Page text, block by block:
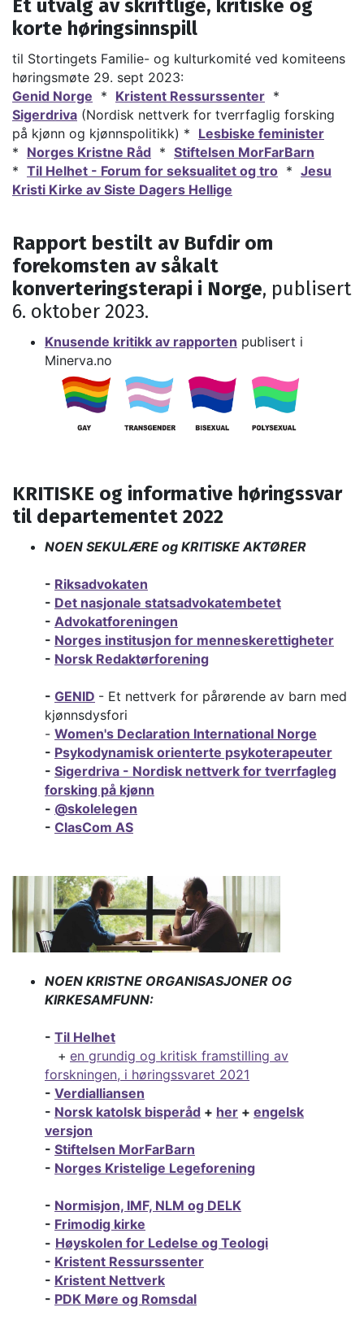
Et utvalg av skriftlige, kritiske og
korte høringsinnspill
til Stortingets Familie- og kulturkomité ved komiteens
høringsmøte 29. sept 2023:
Genid Norge * Kristent Ressurssenter *
Sigerdriva (Nordisk nettverk for tverrfaglig forsking
på kjønn og kjønnspolitikk) * Lesbiske feminister
* Norges Kristne Råd * Stiftelsen MorFarBarn
* Til Helhet - Forum for seksualitet og tro * Jesu
Kristi Kirke av Siste Dagers Hellige
Rapport bestilt av Bufdir om
forekomsten av såkalt
konverteringsterapi i Norge, publisert
6. oktober 2023.
Knusende kritikk av rapporten publisert i
Minerva.no
KRITISKE og informative høringssvar
til departementet 2022
NOEN SEKULÆRE og KRITISKE AKTØRER
- Riksadvokaten
- Det nasjonale statsadvokatembetet
- Advokatforeningen
- Norges institusjon for menneskerettigheter
- Norsk Redaktørforening
- GENID - Et nettverk for pårørende av barn med
kjønnsdysfori
- Women's Declaration International Norge
- Psykodynamisk orienterte psykoterapeuter
- Sigerdriva - Nordisk nettverk for tverrfagleg
forsking på kjønn
- @skolelegen
- ClasCom AS
NOEN KRISTNE ORGANISASJONER OG
KIRKESAMFUNN:
- Til Helhet
+ en grundig og kritisk framstilling av
forskningen, i høringssvaret 2021
- Verdialliansen
- Norsk katolsk bisperåd + her + engelsk
versjon
- Stiftelsen MorFarBarn
- Norges Kristelige Legeforening
- Normisjon, IMF, NLM og DELK
- Frimodig kirke
- Høyskolen for Ledelse og Teologi
- Kristent Ressurssenter
- Kristent Nettverk
- PDK Møre og Romsdal